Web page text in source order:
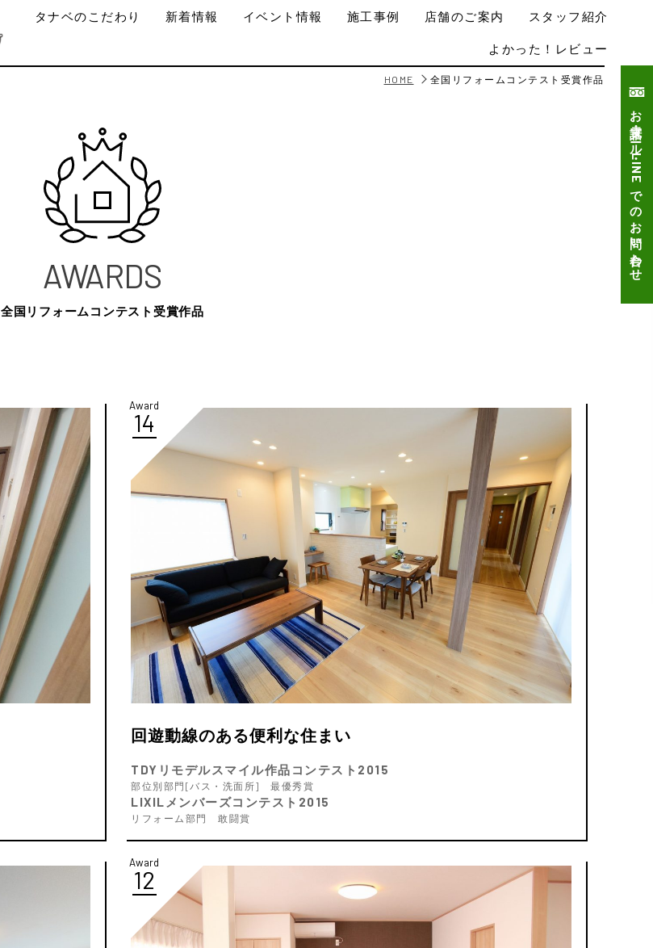
タナベのこだわり 新着情報 イベント情報 施工事例 店舗のご案内 スタッフ紹介
よかった！レビュー
お電話・メール・LINEでのお問い合わせ
HOME 全国リフォームコンテスト受賞作品
AWARDS
全国リフォームコンテスト受賞作品
Award
14
回遊動線のある便利な住まい
TDYリモデルスマイル作品コンテスト2015
部位別部門[バス・洗面所] 最優秀賞
LIXILメンバーズコンテスト2015
リフォーム部門 敢闘賞
Award
12